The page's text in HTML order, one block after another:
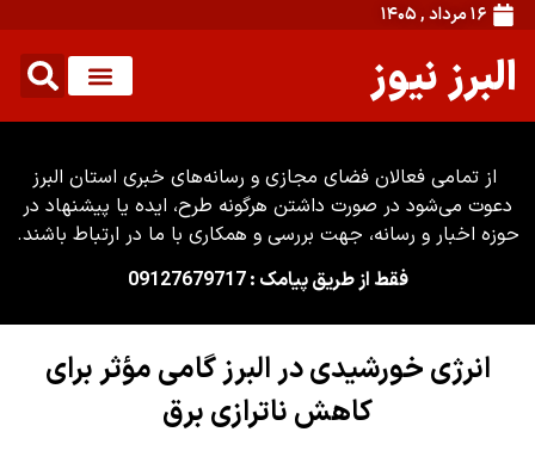
۱۶ مرداد , ۱۴۰۵
البرز نیوز
از تمامی فعالان فضای مجازی و رسانه‌های خبری استان البرز
دعوت می‌شود در صورت داشتن هرگونه طرح، ایده یا پیشنهاد در
حوزه اخبار و رسانه، جهت بررسی و همکاری با ما در ارتباط باشند.
فقط از طریق پیامک : 09127679717
انرژی خورشیدی در البرز گامی مؤثر برای
کاهش ناترازی برق